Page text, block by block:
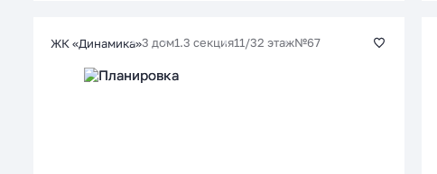
ЖК «Динамика»3 дом1.3 секция11/32 этаж№67